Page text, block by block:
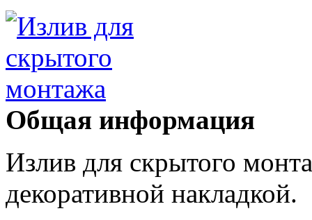
Общая информация
Излив для скрытого
декоративной накладкой.